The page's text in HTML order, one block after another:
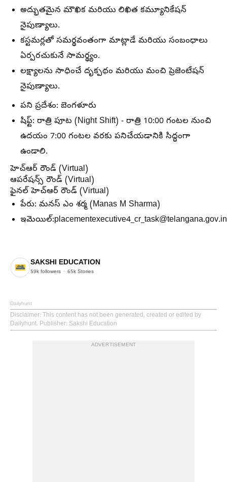
అద్భుతమైన మౌఖిక మరియు లిఖిత కమ్యూనికేషన్
నైపుణ్యాలు.
కస్టమర్లతో సమర్థవంతంగా మాట్లాడే మరియు సంబంధాలు
ఏర్పరచుకునే సామర్థ్యం.
లక్ష్యాలను సాధించే దృక్పథం మరియు మంచి ప్రెజెంటేషన్
నైపుణ్యాలు.
పని ప్రదేశం: బెంగళూరు
షిఫ్ట్: రాత్రి పూట (Night Shift) - రాత్రి 10:00 గంటల నుంచి
ఉదయం 7:00 గంటల వరకు పనిచేయడానికి సిద్ధంగా
ఉండాలి.
హెచ్‌ఆర్ రౌండ్ (Virtual)
ఆపరేషన్స్ రౌండ్ (Virtual)
ఫైనల్ హెచ్‌ఆర్ రౌండ్ (Virtual)
పేరు: మనస్ ఎం శర్మ (Manas M Sharma)
ఇమెయిల్:placementexecutive4_cr_task@telangana.gov.in
SAKSHI EDUCATION
59k followers 65k Stories
Dailyhunt
Disclaimer: This content has not been generated, created or edited by
Dailyhunt. Publisher: Sakshi Education
ADVERTISEMENT